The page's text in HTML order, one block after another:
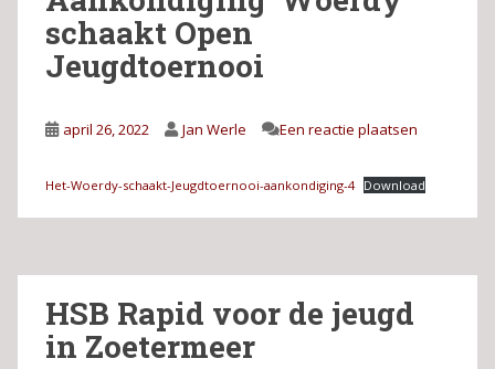
schaakt Open
Jeugdtoernooi
april 26, 2022 Jan Werle Een reactie plaatsen
Het-Woerdy-schaakt-Jeugdtoernooi-aankondiging-4 Download
HSB Rapid voor de jeugd
in Zoetermeer